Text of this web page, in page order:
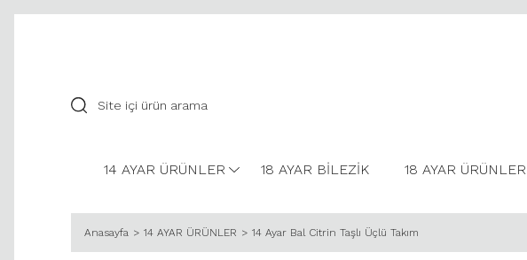
14 AYAR ÜRÜNLER 18 AYAR BİLEZİK 18 AYAR ÜRÜNLER
Anasayfa 14 AYAR ÜRÜNLER 14 Ayar Bal Citrin Taşlı Üçlü Takım